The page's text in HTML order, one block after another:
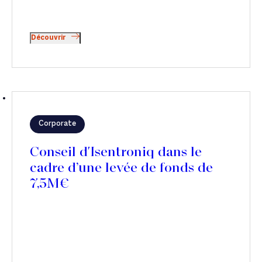
Découvrir
Corporate
Conseil d'Isentroniq dans le
cadre d’une levée de fonds de
7,5M€